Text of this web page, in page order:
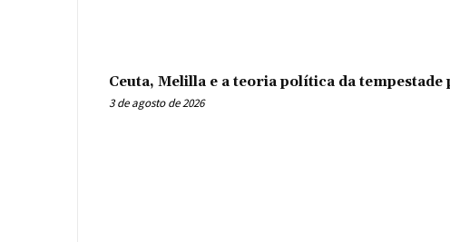
Ceuta, Melilla e a teoria política da
3 de agosto de 2026